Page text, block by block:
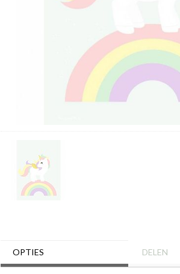
OPTIES DELEN